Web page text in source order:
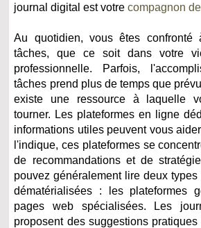
journal digital est votrecompagnon
Au quotidien, vous êtes confronté
tâches, que ce soit dans votre
professionnelle. Parfois,
tâches prend plus de temps que
existe une ressource à laquelle
tourner. Les plateformes en ligne
informations utiles peuvent vous
l'indique, ces plateformes se
de recommandations et de
pouvez généralement lire deux
dématérialisées : les plateformes
pages web spécialisées. Les
proposent des suggestions